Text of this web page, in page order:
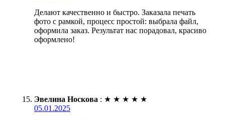
Делают качественно и быстро. Заказала печать
фото с рамкой, процесс простой: выбрала файл,
оформила заказ. Результат нас порадовал, красиво
оформлено!
Эвелина Носкова : ★ ★ ★ ★ ★
05.01.2025